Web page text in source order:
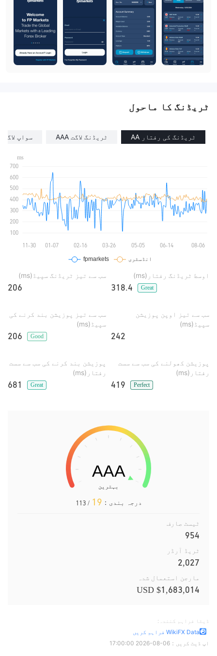
ٹریڈنگ کا ماحول
ٹریڈنگ کی رفتار AA ٹریڈنگ لاگت AAA سواپ لاگت B
اوسط ٹریڈنگ رفتار(ms)
318.4 Great
سب سے تیز ٹریڈنگ سپیڈ(ms)
206
سب سے تیز اوپن پوزیشن
سپیڈ(ms)
242
سب سے تیز پوزیشن بند کرنے کی
سپیڈ(ms)
206 Good
پوزیشن کھولنے کی سب سے سست
رفتار(ms)
419 Perfect
پوزیشن بند کرنے کی سب سے سست
رفتار(ms)
681 Great
درجہ بندی： 19
/ 113
ٹیسٹ صارف
954
ٹریڈ آرڈر
2,027
مارجن استعمال شدہ
$1,683,014 USD
ڈیٹا فراہم کنندہ:
WikiFX Data فراہم کریں
اپ ڈیٹ کریں： 2026-08-06 17:00:00